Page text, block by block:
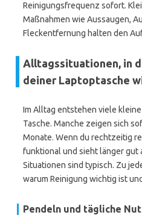
Reinigungsfrequenz sofort.
Maßnahmen wie Aussaugen,
Fleckentfernung halten den
Alltagssituationen, in
deiner Laptoptasche
Im Alltag entstehen viele
Tasche. Manche zeigen sich
Monate. Wenn du rechtzeitig
funktional und sieht länger gut
Situationen sind typisch. Zu
warum Reinigung wichtig ist
Pendeln und tägliche